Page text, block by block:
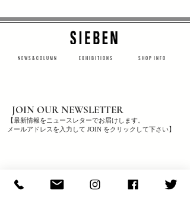
N E W S & C O L U M N ​E X H I B I T I O N S S H O P I N F O
【最新情報をニュースレターでお届けします。
メールアドレスを入力して JOIN をクリックして下さい】
JOIN OUR NEWSLETTER